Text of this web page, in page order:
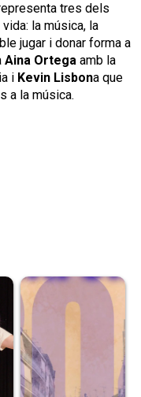
tres dels
la música, la
jugar i donar forma a
Aina Ortega amb la
i Kevin Lisbona que
a la música.